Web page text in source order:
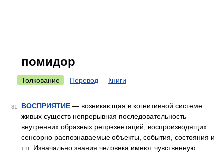
помидор
Толкование Перевод Книги
81 ВОСПРИЯТИЕ — возникающая в когнитивной системе
живых существ непрерывная последовательность
внутренних образных репрезентаций, воспроизводящих
сенсорно распознаваемые объекты, события, состояния и
т.п. Изначально знания человека имеют чувственную